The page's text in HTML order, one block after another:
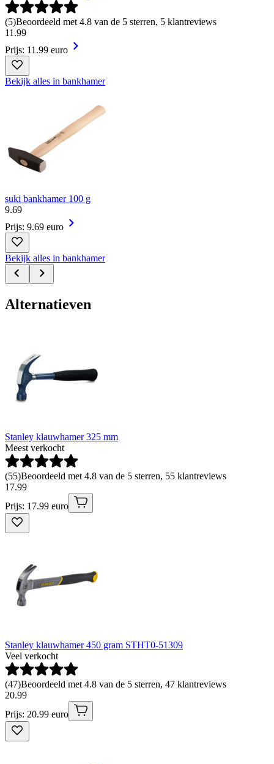
(5)Beoordeeld met 4.8 van de 5 sterren, 5 klantreviews
11 .99
Prijs: 11.99 euro
Bekijk alles in bankhamer
suki bankhamer 100 g
9.69
Prijs: 9.69 euro
Bekijk alles in bankhamer
Alternatieven
Stanley klauwhamer 325 mm
Meest verkocht
(55)Beoordeeld met 4.8 van de 5 sterren, 55 klantreviews
17.99
Prijs: 17.99 euro
Stanley klauwhamer 450 gram STHT0-51309
Veel verkocht
(47)Beoordeeld met 4.8 van de 5 sterren, 47 klantreviews
20.99
Prijs: 20.99 euro